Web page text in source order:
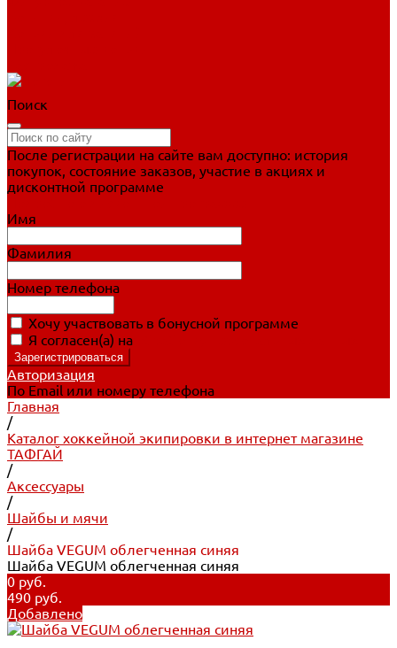
Поиск
После регистрации на сайте вам доступно: история
покупок, состояние заказов, участие в акциях и
дисконтной программе
Имя
Фамилия
Номер телефона
Хочу участвовать в бонусной программе
Я согласен(а) на
Авторизация
По Email или номеру телефона
Главная
/
Каталог хоккейной экипировки в интернет магазине
ТАФГАЙ
/
Аксессуары
/
Шайбы и мячи
/
Шайба VEGUM облегченная синяя
Шайба VEGUM облегченная синяя
0 руб.
490 руб.
Добавлено